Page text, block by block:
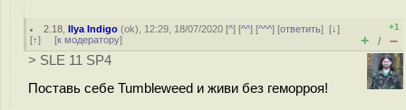
2.18 ,Ilya Indigo (ok), 12:29, 18/07/2020 [^] [^^] [^^^] [ответить][↓]
[↑] [к модератору]
+1
+ / –
> SLE 11 SP4
Поставь себе Tumbleweed и живи без геморроя!